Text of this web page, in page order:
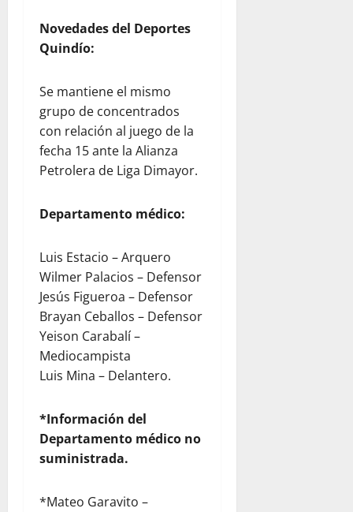
Novedades del Deportes
Quindío:
Se mantiene el mismo
grupo de concentrados
con relación al juego de la
fecha 15 ante la Alianza
Petrolera de Liga Dimayor.
Departamento médico:
Luis Estacio – Arquero
Wilmer Palacios – Defensor
Jesús Figueroa – Defensor
Brayan Ceballos – Defensor
Yeison Carabalí –
Mediocampista
Luis Mina – Delantero.
*Información del
Departamento médico no
suministrada.
*Mateo Garavito –